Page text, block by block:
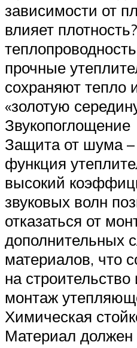
зависимости от
влияет
прочные
сохраняют тепло
«золотую
Звукопоглощение
Защита от шума –
функция
высокий
звуковых волн
отказаться от
дополнительных
материалов, что
на
монтаж
Химическая
Материал